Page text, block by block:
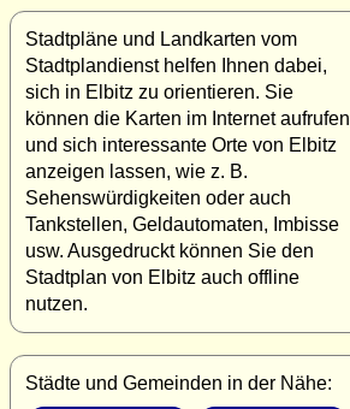
Stadtpläne und Landkarten vom
Stadtplandienst helfen Ihnen dabei,
sich in Elbitz zu orientieren. Sie
können die Karten im Internet aufrufen
und sich interessante Orte von Elbitz
anzeigen lassen, wie z. B.
Sehenswürdigkeiten oder auch
Tankstellen, Geldautomaten, Imbisse
usw. Ausgedruckt können Sie den
Stadtplan von Elbitz auch offline
nutzen.
Städte und Gemeinden in der Nähe: